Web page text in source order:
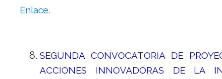
Enlace.
SEGUNDA CONVOCATORIA DE
ACCIONES INNOVADORAS DE LA